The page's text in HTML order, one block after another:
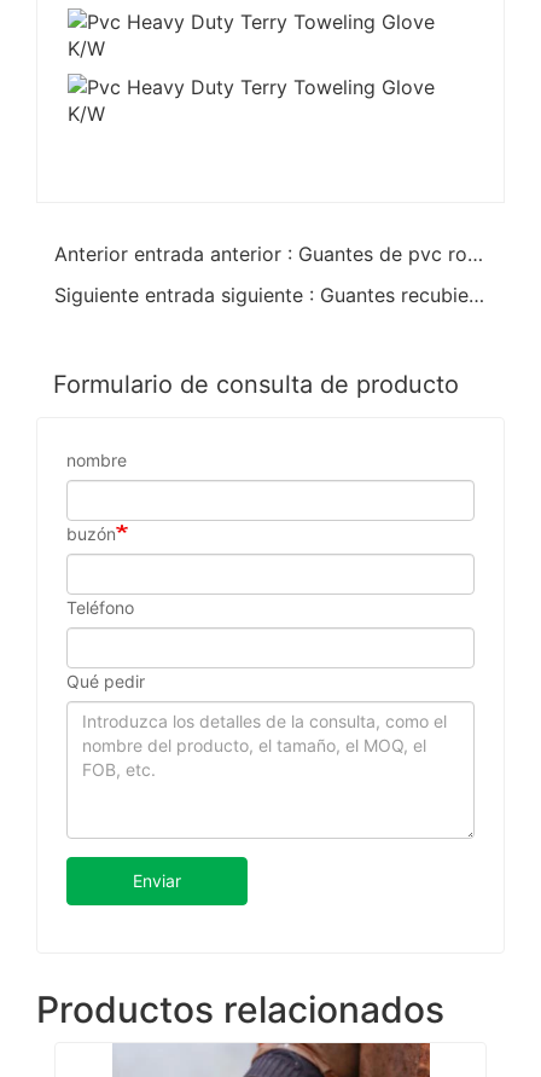
Anterior entrada anterior : Guantes de pvc rojo K/W acabado liso
Siguiente entrada siguiente : Guantes recubiertos de PVC rojo acabado liso 35cm
Formulario de consulta de producto
nombre
buzón
Teléfono
Qué pedir
Enviar
Productos relacionados